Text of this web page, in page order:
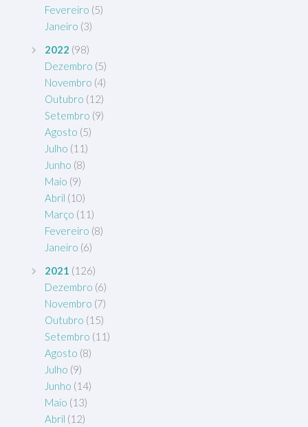
Fevereiro (5)
Janeiro (3)
2022 (98)
Dezembro (5)
Novembro (4)
Outubro (12)
Setembro (9)
Agosto (5)
Julho (11)
Junho (8)
Maio (9)
Abril (10)
Março (11)
Fevereiro (8)
Janeiro (6)
2021 (126)
Dezembro (6)
Novembro (7)
Outubro (15)
Setembro (11)
Agosto (8)
Julho (9)
Junho (14)
Maio (13)
Abril (12)